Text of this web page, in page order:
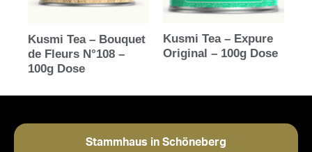
Kusmi Tea – Bouquet
de Fleurs N°108 –
100g Dose
Kusmi Tea – Expure
Original – 100g Dose
Stammhaus in Schöneberg